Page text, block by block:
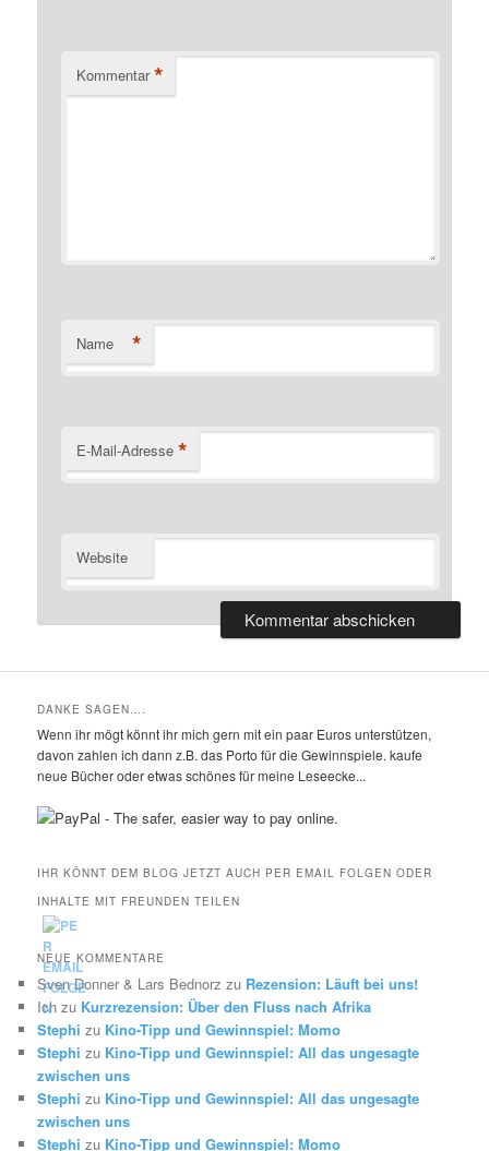
Kommentar *
Name *
E-Mail-Adresse *
Website
DANKE SAGEN….
Wenn ihr mögt könnt ihr mich gern mit ein paar Euros unterstützen,
davon zahlen ich dann z.B. das Porto für die Gewinnspiele. kaufe
neue Bücher oder etwas schönes für meine Leseecke...
IHR KÖNNT DEM BLOG JETZT AUCH PER EMAIL FOLGEN ODER
INHALTE MIT FREUNDEN TEILEN
NEUE KOMMENTARE
Sven Donner & Lars Bednorz zu Rezension: Läuft bei uns!
Ich zu Kurzrezension: Über den Fluss nach Afrika
Stephi zu Kino-Tipp und Gewinnspiel: Momo
Stephi zu Kino-Tipp und Gewinnspiel: All das ungesagte
zwischen uns
Stephi zu Kino-Tipp und Gewinnspiel: All das ungesagte
zwischen uns
Stephi zu Kino-Tipp und Gewinnspiel: Momo